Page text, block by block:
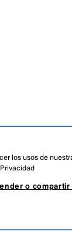
los usos de
o